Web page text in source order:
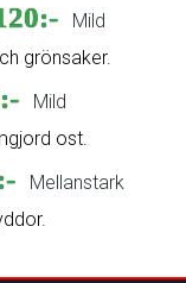
Mild
grönsaker.
Mild
ost.
Mellanstark